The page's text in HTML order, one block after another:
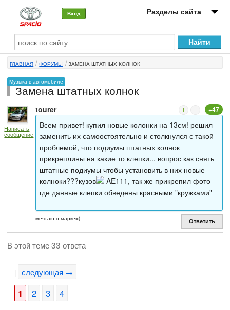
Вход Разделы сайта
О машине
Автоклуб
Форумы
Сервисы и услуги
Новости
ГЛАВНАЯ ФОРУМЫ ЗАМЕНА ШТАТНЫХ КОЛНОК
Музыка в автомобиле
Замена штатных колнок
Написать
сообщение
tourer +47
Всем привет! купил новые колонки на 13см! решил
заменить их самоостоятельно и столкнулся с такой
проблемой, что подиумы штатных колнок
прикреплины на какие то клепки... вопрос как снять
штатные подиумы чтобы установить в них новые
колноки???кузов
AE111, так же прикрепил фото
где данные клепки обведены красными "кружками"
мечтаю о марке=) Ответить
В этой теме 33 ответа
| следующая →
1 2 3 4